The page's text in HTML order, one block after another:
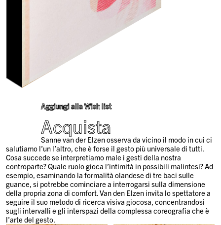
Aggiungi alla Wish list
Acquista
Sanne van der Elzen osserva da vicino il modo in cui ci
salutiamo l’un l’altro, che è forse il gesto più universale di tutti.
Cosa succede se interpretiamo male i gesti della nostra
controparte? Quale ruolo gioca l’intimità in possibili malintesi? Ad
esempio, esaminando la formalità olandese di tre baci sulle
guance, si potrebbe cominciare a interrogarsi sulla dimensione
della propria zona di comfort. Van den Elzen invita lo spettatore a
seguire il suo metodo di ricerca visiva giocosa, concentrandosi
sugli intervalli e gli interspazi della complessa coreografia che è
l’arte del gesto.